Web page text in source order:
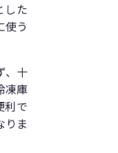
した
使う
、十
凍庫
利で
りま